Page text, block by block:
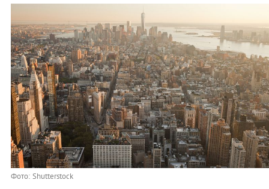
Фото: Shutterstock